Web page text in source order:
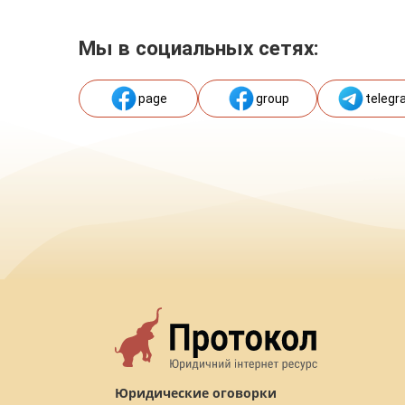
Мы в социальных сетях:
page group
Юридические оговорки